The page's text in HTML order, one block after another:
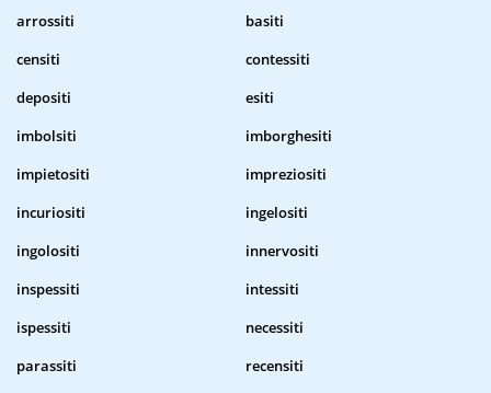
arrossiti
basiti
censiti
contessiti
depositi
esiti
imbolsiti
imborghesiti
impietositi
impreziositi
incuriositi
ingelositi
ingolositi
innervositi
inspessiti
intessiti
ispessiti
necessiti
parassiti
recensiti